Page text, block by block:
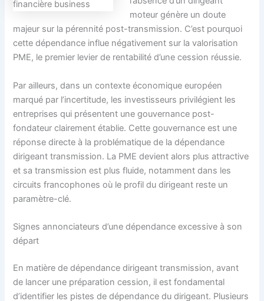
financière business
moteur génère un doute
majeur sur la pérennité post-transmission. C’est pourquoi
cette dépendance influe négativement sur la valorisation
PME, le premier levier de rentabilité d’une cession réussie.
Par ailleurs, dans un contexte économique européen
marqué par l’incertitude, les investisseurs privilégient les
entreprises qui présentent une gouvernance post-
fondateur clairement établie. Cette gouvernance est une
réponse directe à la problématique de la dépendance
dirigeant transmission. La PME devient alors plus attractive
et sa transmission est plus fluide, notamment dans les
circuits francophones où le profil du dirigeant reste un
paramètre-clé.
Signes annonciateurs d’une dépendance excessive à son
départ
En matière de dépendance dirigeant transmission, avant
de lancer une préparation cession, il est fondamental
d’identifier les pistes de dépendance du dirigeant. Plusieurs